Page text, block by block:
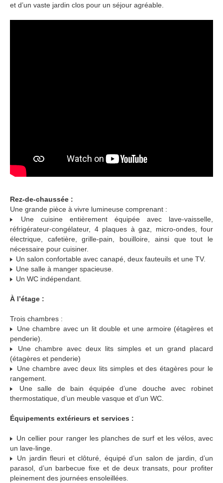
et d’un vaste jardin clos pour un séjour agréable.
Rez-de-chaussée :
Une grande pièce à vivre lumineuse comprenant :
Une cuisine entièrement équipée avec lave-vaisselle,
réfrigérateur-congélateur, 4 plaques à gaz, micro-ondes, four
électrique, cafetière, grille-pain, bouilloire, ainsi que tout le
nécessaire pour cuisiner.
Un salon confortable avec canapé, deux fauteuils et une TV.
Une salle à manger spacieuse.
Un WC indépendant.
À l’étage :
Trois chambres :
Une chambre avec un lit double et une armoire (étagères et
penderie).
Une chambre avec deux lits simples et un grand placard
(étagères et penderie)
Une chambre avec deux lits simples et des étagères pour le
rangement.
Une salle de bain équipée d’une douche avec robinet
thermostatique, d’un meuble vasque et d’un WC.
Équipements extérieurs et services :
Un cellier pour ranger les planches de surf et les vélos, avec
un lave-linge.
Un jardin fleuri et clôturé, équipé d’un salon de jardin, d’un
parasol, d’un barbecue fixe et de deux transats, pour profiter
pleinement des journées ensoleillées.